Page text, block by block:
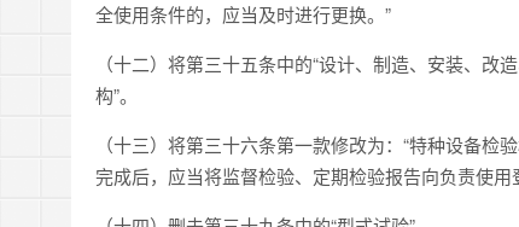
全使用条件的，应当及时进行更换。”
（十二）将第三十五条中的“设计、制造、安装、
构”。
（十三）将第三十六条第一款修改为：“特种设备
完成后，应当将监督检验、定期检验报告向负责使